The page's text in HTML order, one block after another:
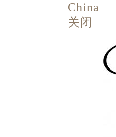
China
关闭